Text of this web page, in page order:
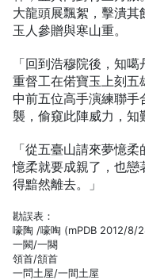
大龍頭展飄絮，擊潰其
玉人參贈與寒山重。
「回到浩穆院後，知
重督工在偌寶玉上刻五
中前五位高手演練聯手
襲，偷窺此陣威力，知
「從五臺山請來夢憶
憶柔就要成親了，也戀
得黯然離去。」
勘誤表：
嚎陶 /嚎啕 (mPDB 2012/8/
一闕/一闋
領首/頷首
一問土屋/一間土屋